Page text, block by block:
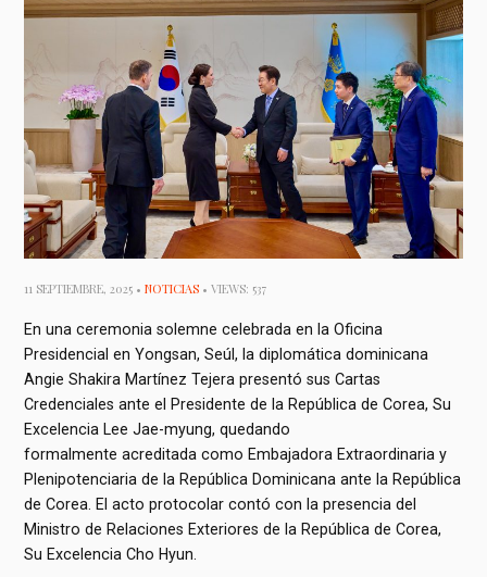
11 SEPTIEMBRE, 2025 •NOTICIAS • VIEWS: 537
En una ceremonia solemne celebrada en la Oficina
Presidencial en Yongsan, Seúl, la diplomática dominicana
Angie Shakira Martínez Tejera presentó sus Cartas
Credenciales ante el Presidente de la República de Corea, Su
Excelencia Lee Jae-myung, quedando
formalmente acreditada como Embajadora Extraordinaria y
Plenipotenciaria de la República Dominicana ante la República
de Corea. El acto protocolar contó con la presencia del
Ministro de Relaciones Exteriores de la República de Corea,
Su Excelencia Cho Hyun.